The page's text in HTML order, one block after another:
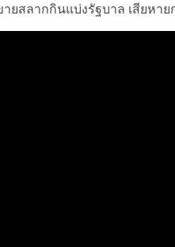
สลากกินแบ่งรัฐบาล เสียหาย